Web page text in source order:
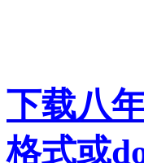
下载八
格式或